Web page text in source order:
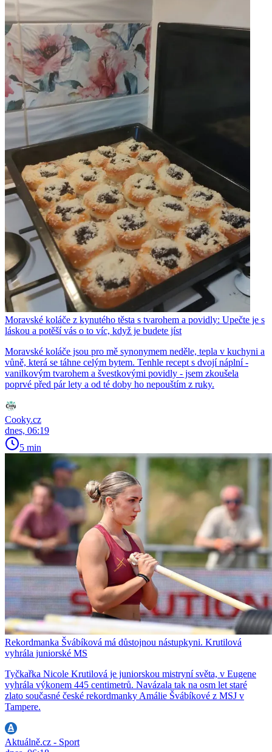
Moravské koláče z kynutého těsta s tvarohem a povidly: Upečte je s
láskou a potěší vás o to víc, když je budete jíst
Moravské koláče jsou pro mě synonymem neděle, tepla v kuchyni a
vůně, která se táhne celým bytem. Tenhle recept s dvojí náplní -
vanilkovým tvarohem a švestkovými povidly - jsem zkoušela
poprvé před pár lety a od té doby ho nepouštím z ruky.
Cooky.cz
dnes, 06:19
5 min
Rekordmanka Švábíková má důstojnou nástupkyni. Krutilová
vyhrála juniorské MS
Tyčkařka Nicole Krutilová je juniorskou mistryní světa, v Eugene
vyhrála výkonem 445 centimetrů. Navázala tak na osm let staré
zlato současné české rekordmanky Amálie Švábíkové z MSJ v
Tampere.
Aktuálně.cz - Sport